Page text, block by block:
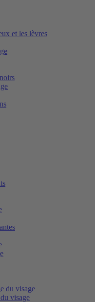
et les lèvres
du visage
visage